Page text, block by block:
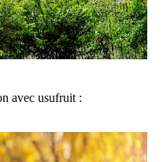
avec usufruit :